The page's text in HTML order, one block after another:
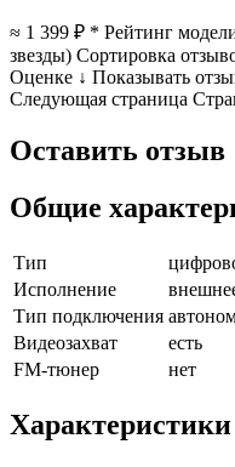
≈ 1 399 ₽ * Рейтинг
звезды) Сортировка
Оценке ↓ Показывать
Следующая страница
Оставить отзыв
Общие
Тип
Исполнение
Тип подключения
Видеозахват
есть
FM-тюнер
нет
Характеристики